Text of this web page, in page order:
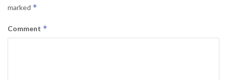
marked *
Comment *